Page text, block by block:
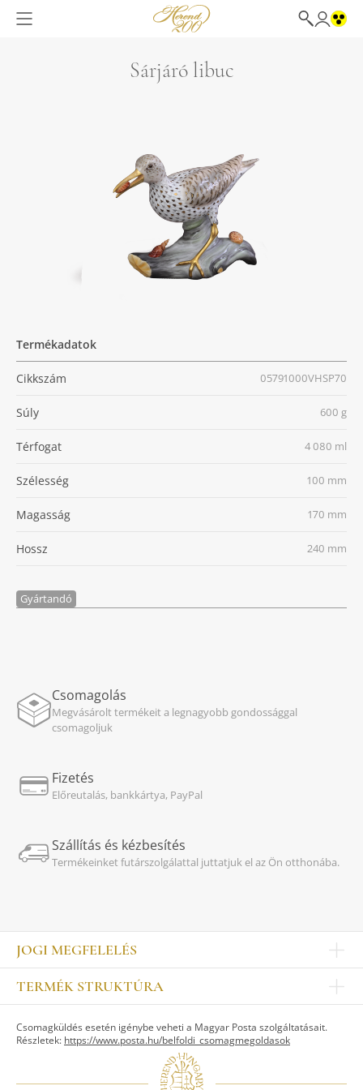
Sárjáró libuc
Termékadatok
Cikkszám 05791000VHSP70
Súly 600 g
Térfogat 4 080 ml
Szélesség 100 mm
Magasság 170 mm
Hossz 240 mm
Gyártandó
Csomagolás
Megvásárolt termékeit a legnagyobb gondossággal
csomagoljuk
Fizetés
Előreutalás, bankkártya, PayPal
Szállítás és kézbesítés
Termékeinket futárszolgálattal juttatjuk el az Ön otthonába.
JOGI MEGFELELÉS
Impresszum
Kapcsolat
Jogi nyilatkozat
TERMÉK STRUKTÚRA
ASZTALKULTÚRA
Csomagküldés esetén igénybe veheti a Magyar Posta szolgáltatásait.
Részletek: https://www.posta.hu/belfoldi_csomagmegoldasok